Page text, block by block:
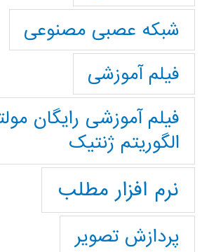
شبکه عصبی مصنوعی
فیلم آموزشی
فیلم آموزشی رایگان
الگوریتم ژنتیک
نرم افزار مطلب
پردازش تصویر